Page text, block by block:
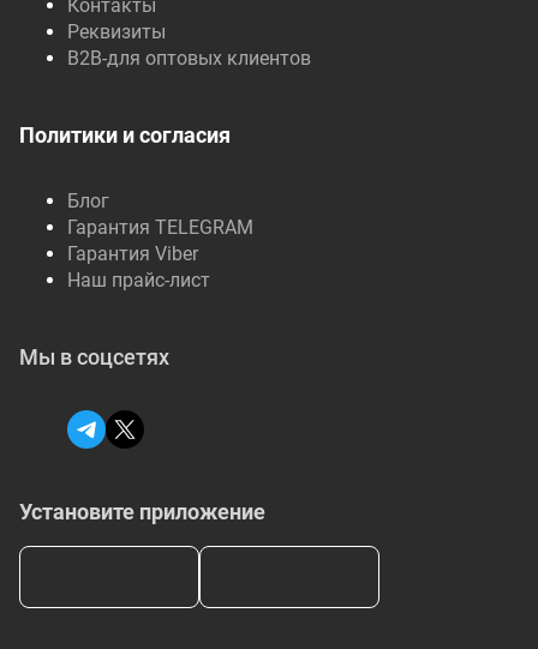
Контакты
Реквизиты
B2B-для оптовых клиентов
Политики и согласия
Блог
Гарантия TELEGRAM
Гарантия Viber
Наш прайс-лист
Установите приложение
Мы в соцсетях